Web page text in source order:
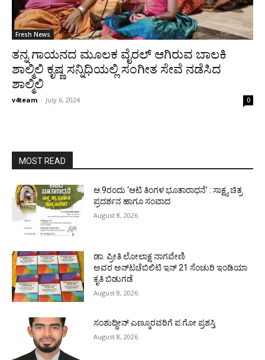
Fresh News
ತನ್ನ ಗಾಯನದ ಮೂಲಕ ವೈರಲ್ ಆಗಿರುವ ಬಾಲಕಿ
ಶಾಲ್ಮಿಲಿ ಕೃಷ್ಣ ಸನ್ನಿಧಿಯಲ್ಲಿ ಸಂಗೀತ ಸೇವೆ ನಡೆಸಿದ
ಶಾಲ್ಮಿಲಿ
v4team - July 6, 2024 0
MOST READ
ಆ.9ರಂದು ‘ಆಟಿ ತಿಂಗಳ ಭೂತಾರಾಧನೆ’ : ಸಾಕ್ಷ್ಯ ಚಿತ್ರ
ಪ್ರದರ್ಶನ ಹಾಗೂ ಸಂವಾದ
August 8, 2026
ಡಾ. ಪ್ರೀತಿ ಲೋಲಾಕ್ಷ ನಾಗವೇಣಿ
ಅವರ ಅನ್‌ಟಚೆಬಿಲಿಟಿ ಇನ್ 21 ಸೆಂಚುರಿ ಇಂಡಿಯಾ
ಕೃತಿ ಬಿಡುಗಡೆ
August 8, 2026
ಸಂಶುದ್ಧೀನ್ ಎಣ್ಮೂರವರಿಗೆ ಪ.ಗೋ ಪ್ರಶಸ್ತಿ
August 8, 2026